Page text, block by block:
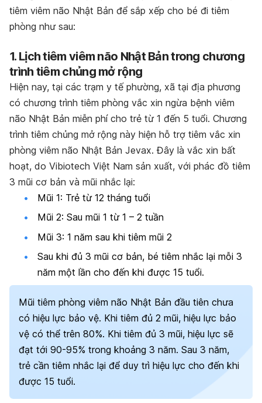
tiêm viêm não Nhật Bản để sắp xếp cho bé đi tiêm
phòng như sau:
1. Lịch tiêm viêm não Nhật Bản trong chương
trình tiêm chủng mở rộng
Hiện nay, tại các trạm y tế phường, xã tại địa phương
có chương trình tiêm phòng vắc xin ngừa bệnh viêm
não Nhật Bản miễn phí cho trẻ từ 1 đến 5 tuổi. Chương
trình tiêm chủng mở rộng này hiện hỗ trợ tiêm vắc xin
phòng viêm não Nhật Bản Jevax. Đây là vắc xin bất
hoạt, do Vibiotech Việt Nam sản xuất, với phác đồ tiêm
3 mũi cơ bản và mũi nhắc lại:
Mũi 1: Trẻ từ 12 tháng tuổi
Mũi 2: Sau mũi 1 từ 1 – 2 tuần
Mũi 3: 1 năm sau khi tiêm mũi 2
Sau khi đủ 3 mũi cơ bản, bé tiêm nhắc lại mỗi 3
năm một lần cho đến khi được 15 tuổi.
Mũi tiêm phòng viêm não Nhật Bản đầu tiên chưa
có hiệu lực bảo vệ. Khi tiêm đủ 2 mũi, hiệu lực bảo
vệ có thể trên 80%. Khi tiêm đủ 3 mũi, hiệu lực sẽ
đạt tới 90-95% trong khoảng 3 năm. Sau 3 năm,
trẻ cần tiêm nhắc lại để duy trì hiệu lực cho đến khi
được 15 tuổi.